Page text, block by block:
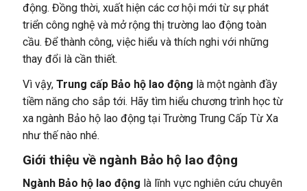
động. Đồng thời, xuất hiện các cơ hội mới từ sự phát
triển công nghệ và mở rộng thị trường lao động toàn
cầu. Để thành công, việc hiểu và thích nghi với những
thay đổi là cần thiết.
Vì vậy, Trung cấp Bảo hộ lao động là một ngành đầy
tiềm năng cho sắp tới. Hãy tìm hiểu chương trình học từ
xa ngành Bảo hộ lao động tại Trường Trung Cấp Từ Xa
như thế nào nhé.
Giới thiệu về ngành Bảo hộ lao động
Ngành Bảo hộ lao động là lĩnh vực nghiên cứu chuyên